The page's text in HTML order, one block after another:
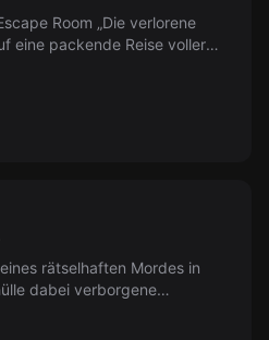
Room „Die verlorene
eine packende Reise voller
rätselhaften Mordes in
dabei verborgene